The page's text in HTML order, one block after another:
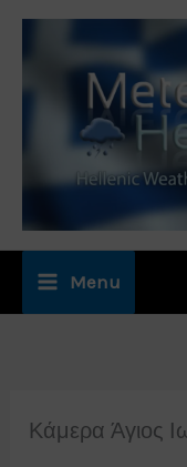
Μετάβαση
περιεχόμενο
Menu
Κάμερα Άγιος